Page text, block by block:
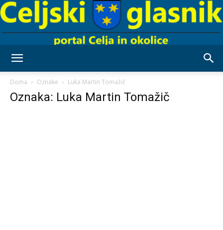
Doma Oznake Luka Martin Tomažič
Oznaka: Luka Martin Tomažič